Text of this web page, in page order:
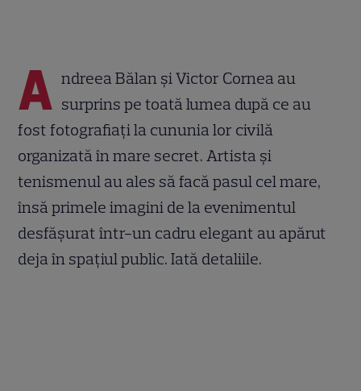
A ndreea Bălan și Victor Cornea au
surprins pe toată lumea după ce au
fost fotografiați la cununia lor civilă
organizată în mare secret. Artista și
tenismenul au ales să facă pasul cel mare,
însă primele imagini de la evenimentul
desfășurat într-un cadru elegant au apărut
deja în spațiul public. Iată detaliile.